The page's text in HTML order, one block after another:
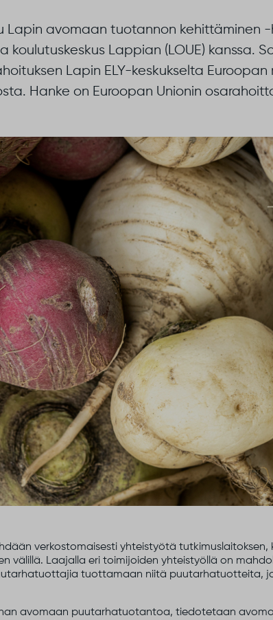
Lapin avomaan tuotannon kehittäminen
koulutuskeskus Lappian (LOUE) kanssa.
Lapin ELY-keskukselta
Hanke on Euroopan Unionin
verkostomaisesti yhteistyötä tutkimuslaitoksen,
välillä. Laajalla eri toimijoiden yhteistyöllä on
tuottamaan niitä puutarhatuotteita,
avomaan puutarhatuotantoa, tiedotetaan